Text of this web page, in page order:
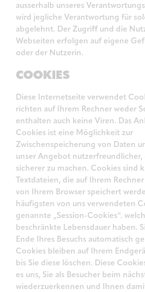
ausserhalb unseres
wird jegliche Verantwortung für
abgelehnt. Der Zugriff und die
Webseiten erfolgen auf eigene
oder der Nutzerin.
COOKIES
Diese Internetseite verwendet
richten auf Ihrem Rechner weder
enthalten auch keine Viren. Das
Cookies ist eine Möglichkeit zur
Zwischenspeicherung von Daten
unser Angebot nutzerfreundlicher,
sicherer zu machen. Cookies sind
Textdateien, die auf Ihrem
von Ihrem Browser speichert
häufigsten von uns verwendeten
genannte „Session-Cookies“.
beschränkte Lebensdauer haben.
Ende Ihres Besuchs automatisch
Cookies bleiben auf Ihrem
bis Sie diese löschen. Diese
es uns, Sie als Besucher beim
wiederzuerkennen und Ihnen